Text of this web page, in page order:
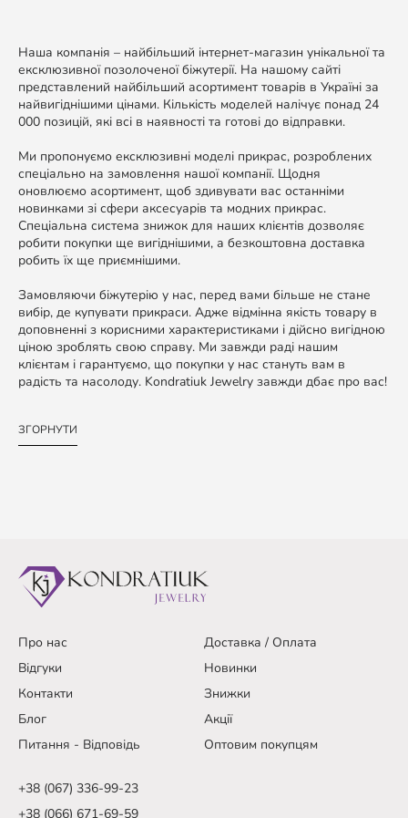
Наша компанія – найбільший інтернет-магазин унікальної та
ексклюзивної позолоченої біжутерії. На нашому сайті
представлений найбільший асортимент товарів в Україні за
найвигіднішими цінами. Кількість моделей налічує понад 24
000 позицій, які всі в наявності та готові до відправки.
Ми пропонуємо ексклюзивні моделі прикрас, розроблених
спеціально на замовлення нашої компанії. Щодня
оновлюємо асортимент, щоб здивувати вас останніми
новинками зі сфери аксесуарів та модних прикрас.
Спеціальна система знижок для наших клієнтів дозволяє
робити покупки ще вигіднішими, а безкоштовна доставка
робить їх ще приємнішими.
Замовляючи біжутерію у нас, перед вами більше не стане
вибір, де купувати прикраси. Адже відмінна якість товару в
доповненні з корисними характеристиками і дійсно вигідною
ціною зроблять свою справу. Ми завжди раді нашим
клієнтам і гарантуємо, що покупки у нас стануть вам в
радість та насолоду. Kondratiuk Jewelry завжди дбає про вас!
ЗГОРНУТИ
Про нас
Доставка / Оплата
Відгуки
Новинки
Контакти
Знижки
Блог
Акції
Питання - Відповідь
Оптовим покупцям
+38 (067) 336-99-23
+38 (066) 671-69-59